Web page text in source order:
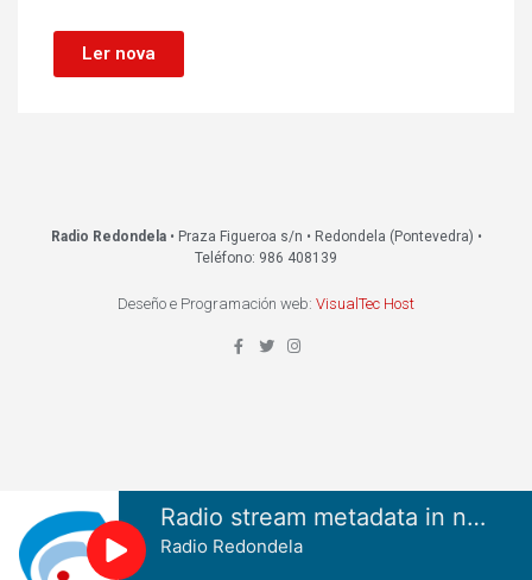
Ler nova
Radio Redondela• Praza Figueroa s/n • Redondela (Pontevedra) •
Teléfono: 986 408139
Deseño e Programación web: VisualTec Host
Radio stream metadata in not available.
Radio Redondela